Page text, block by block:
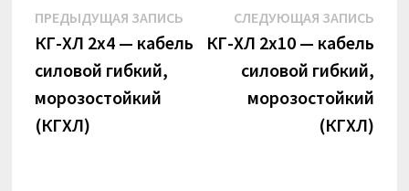
Навигация
по
записям
ПРЕДЫДУЩАЯ ЗАПИСЬ Предыдущая
запись:
КГ-ХЛ 2х4 — кабель
силовой гибкий,
морозостойкий
(КГХЛ)
СЛЕДУЮЩАЯ ЗАПИСЬ
КГ-ХЛ 2х10 — кабель
силовой гибкий,
морозостойкий
(КГХЛ)